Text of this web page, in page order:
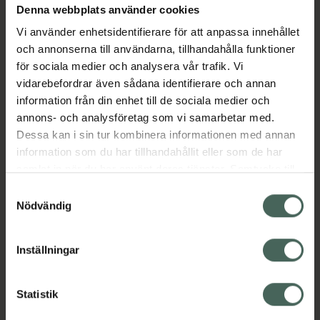
Denna webbplats använder cookies
Vi använder enhetsidentifierare för att anpassa innehållet
och annonserna till användarna, tillhandahålla funktioner
för sociala medier och analysera vår trafik. Vi
vidarebefordrar även sådana identifierare och annan
information från din enhet till de sociala medier och
annons- och analysföretag som vi samarbetar med.
Dessa kan i sin tur kombinera informationen med annan
information som du har tillhandahållit eller som de har
återkalla ditt samtycke via webbplatsens
cookieinställningar. Ett återkallat samtycke påverkar inte
lagligheten av behandling som skett innan återkallelsen.
Nödvändig
Inställningar
Statistik
mot fria radikaler och arbetar för att generera
en frisk hud
- olja från apelsin som lugnar torr och irriterad
hud samtidigt som den stöder
kollagenbildningen och hjälper till att reparera
skadad hud
- nattljusolja som arbetar för att öka
elasticiteten i huden, bekämpa rynkor och för
och hjälper till att reducera försämrad hud.
EAN:00075371002984
Hudvård Peeling och skrubb